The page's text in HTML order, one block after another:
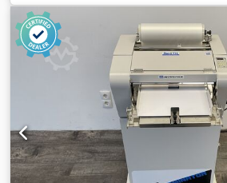
adatok: - Öntöttvas ház - Kézi vagy
hajlítás - Hajlítás után a felső
könnyebb anyageltávolítás érdekében -
hajlítóberendezés - Hátsó és alsó
mozgatása kézikerékkel - Hordozható
szabványoknak megfelelő kivitel
Motoros hátsó henger - Digitális
pozíciójának megjelenítéséhez -
EUR - Edzett hengerek: 392 EUR -
fordulatszám Dcodpfsd Ab T Rjx
referenciával rendelkezünk!